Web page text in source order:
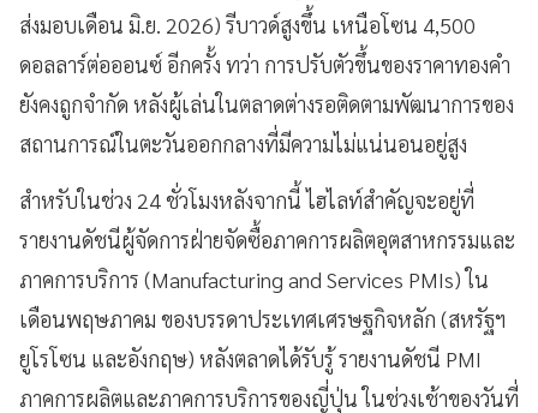
ส่งมอบเดือน มิ.ย. 2026) รีบาวด์สูงขึ้น เหนือโซน 4,500
ดอลลาร์ต่อออนซ์ อีกครั้ง ทว่า การปรับตัวขึ้นของราคาทองคำ
ยังคงถูกจำกัด หลังผู้เล่นในตลาดต่างรอติดตามพัฒนาการของ
สถานการณ์ในตะวันออกกลางที่มีความไม่แน่นอนอยู่สูง
สำหรับในช่วง 24 ชั่วโมงหลังจากนี้ ไฮไลท์สำคัญจะอยู่ที่
รายงานดัชนีผู้จัดการฝ่ายจัดซื้อภาคการผลิตอุตสาหกรรมและ
ภาคการบริการ (Manufacturing and Services PMIs) ใน
เดือนพฤษภาคม ของบรรดาประเทศเศรษฐกิจหลัก (สหรัฐฯ
ยูโรโซน และอังกฤษ) หลังตลาดได้รับรู้ รายงานดัชนี PMI
ภาคการผลิตและภาคการบริการของญี่ปุ่น ในช่วงเช้าของวันที่